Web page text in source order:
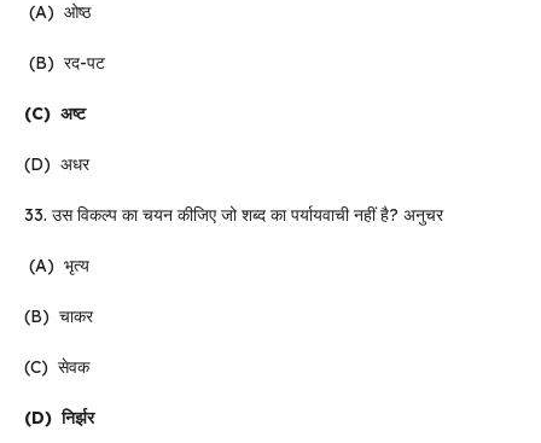
(A) ओष्ठ
(B) रद-पट
(C) अष्ट
(D) अधर
33. उस विकल्प का चयन कीजिए जो शब्द का पर्यायवाची नहीं है? अनुचर
(A) भृत्य
(B) चाकर
(C) सेवक
(D)निर्झर